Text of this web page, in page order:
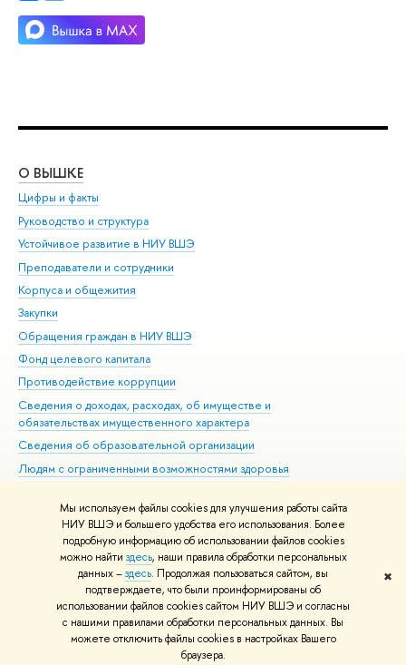
Мы используем файлы cookies для улучшения работы сайта
НИУ ВШЭ и большего удобства его использования. Более
подробную информацию об использовании файлов cookies
можно найти здесь, наши правила обработки персональных
данных –здесь. Продолжая пользоваться сайтом, вы
подтверждаете, что были проинформированы об
использовании файлов cookies сайтом НИУ ВШЭ и согласны
с нашими правилами обработки персональных данных. Вы
можете отключить файлы cookies в настройках Вашего
браузера.
✖
О ВЫШКЕ
Цифры и факты
Руководство и структура
Устойчивое развитие в НИУ ВШЭ
Преподаватели и сотрудники
Корпуса и общежития
Закупки
Обращения граждан в НИУ ВШЭ
Фонд целевого капитала
Противодействие коррупции
Сведения о доходах, расходах, об имуществе и
обязательствах имущественного характера
Сведения об образовательной организации
Людям с ограниченными возможностями здоровья
Работа в Вышке
© НИУ ВШЭ 1993–2026 Адреса и контакты Условия использования
материалов Политика конфиденциальности Карта сайта
Шрифты HSE Sans и HSE Slab разработаны вШколе дизайна НИУ ВШЭ